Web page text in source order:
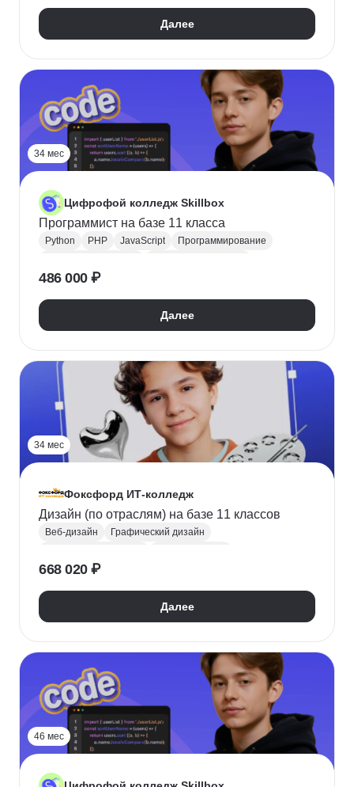
Далее
34 мес
Цифрофой колледж Skillbox
Программист на базе 11 класса
Python PHP JavaScript
Программирование
Java
Поступить в колледж
Научиться программировать
СПО Колледж
486 000 ₽
Далее
34 мес
Фоксфорд ИТ-колледж
Дизайн (по отраслям) на базе 11 классов
Веб-дизайн
Графический дизайн
Adobe Photoshop
Tilda
Найти хобби
Поступить в колледж
668 020 ₽
Далее
46 мес